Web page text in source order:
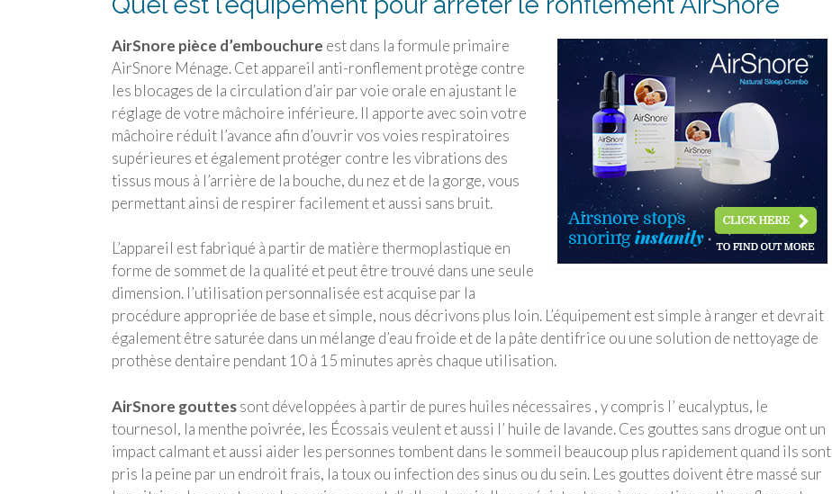
AirSnore pièce d’embouchure est dans la formule primaire
AirSnore Ménage. Cet appareil anti-ronflement protège contre
les blocages de la circulation d’air par voie orale en ajustant le
réglage de votre mâchoire inférieure. Il apporte avec soin votre
mâchoire réduit l’avance afin d’ouvrir vos voies respiratoires
supérieures et également protéger contre les vibrations des
tissus mous à l’arrière de la bouche, du nez et de la gorge, vous
permettant ainsi de respirer facilement et aussi sans bruit.
L’appareil est fabriqué à partir de matière thermoplastique en
forme de sommet de la qualité et peut être trouvé dans une seule
dimension. l’utilisation personnalisée est acquise par la
procédure appropriée de base et simple, nous décrivons plus loin. L’équipement est simple à ranger et devrait
également être saturée dans un mélange d’eau froide et de la pâte dentifrice ou une solution de nettoyage de
prothèse dentaire pendant 10 à 15 minutes après chaque utilisation.
AirSnore gouttessont développées à partir de pures huiles nécessaires , y compris l’ eucalyptus, le
tournesol, la menthe poivrée, les Écossais veulent et aussi l’ huile de lavande. Ces gouttes sans drogue ont un
impact calmant et aussi aider les personnes tombent dans le sommeil beaucoup plus rapidement quand ils sont
pris la peine par un endroit frais, la toux ou infection des sinus ou du sein. Les gouttes doivent être massé sur